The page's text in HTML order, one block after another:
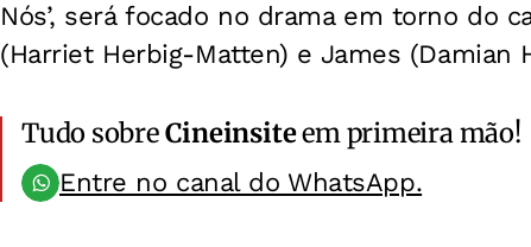
Nós’, será focado no drama em torno do
(Harriet Herbig-Matten) e James (Damian
Tudo sobreCineinsiteem primeira mão!
Entre no canal do WhatsApp.